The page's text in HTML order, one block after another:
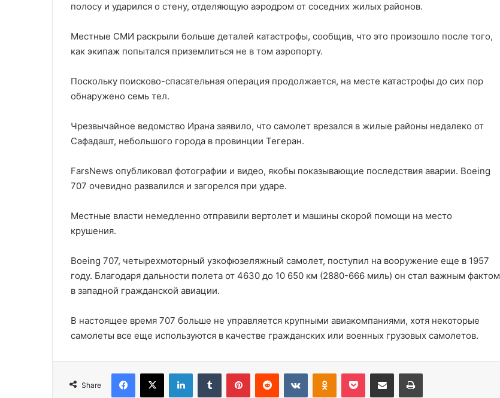
полосу и ударился о стену, отделяющую аэродром от соседних жилых районов.
Местные СМИ раскрыли больше деталей катастрофы, сообщив, что это произошло после того,
как экипаж попытался приземлиться не в том аэропорту.
Поскольку поисково-спасательная операция продолжается, на месте катастрофы до сих пор
обнаружено семь тел.
Чрезвычайное ведомство Ирана заявило, что самолет врезался в жилые районы недалеко от
Сафадашт, небольшого города в провинции Тегеран.
FarsNews опубликовал фотографии и видео, якобы показывающие последствия аварии. Boeing
707 очевидно развалился и загорелся при ударе.
Местные власти немедленно отправили вертолет и машины скорой помощи на место
крушения.
Boeing 707, четырехмоторный узкофюзеляжный самолет, поступил на вооружение еще в 1957
году. Благодаря дальности полета от 4630 до 10 650 км (2880-666 миль) он стал важным фактом
в западной гражданской авиации.
В настоящее время 707 больше не управляется крупными авиакомпаниями, хотя некоторые
самолеты все еще используются в качестве гражданских или военных грузовых самолетов.
Share
важных шагов защиты